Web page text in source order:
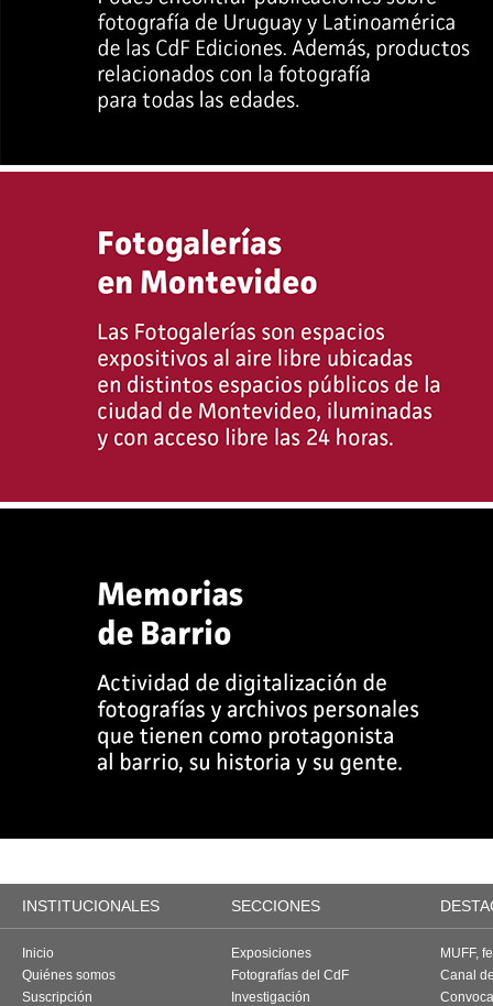
INSTITUCIONALES SECCIONES
Inicio
Quiénes somos
Suscripción
Exposiciones
Fotografías del CdF
Investigación
MUFF,
Canal